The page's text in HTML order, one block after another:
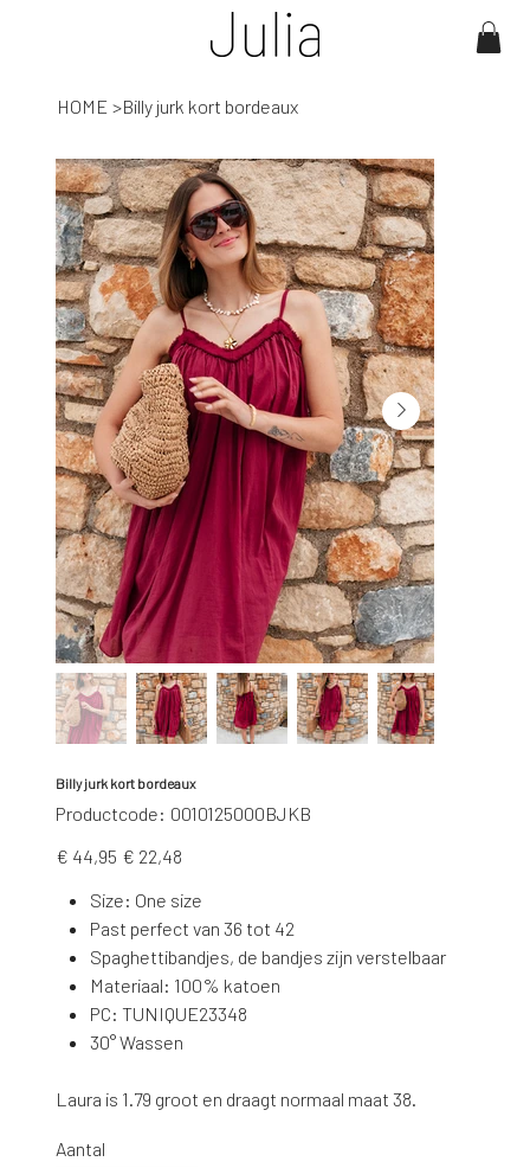
HOME >Billy jurk kort bordeaux
Billy jurk kort bordeaux
Productcode:
Productcode
0010125000BJKB
0010125000BJKB
Originele
prijs
€ 44,95 Verkoopprijs
€ 22,48
Size: One size
Past perfect van 36 tot 42
Spaghettibandjes, de bandjes zijn verstelbaar
Materiaal: 100% katoen
PC: TUNIQUE23348
30° Wassen
Laura is 1.79 groot en draagt normaal maat 38.
Aantal